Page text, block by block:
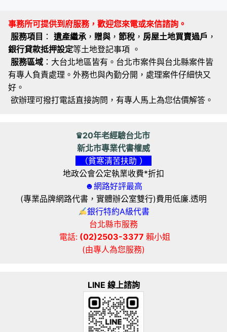
事務所可提供到府服務，歡迎您來電或來信諮詢。
服務項目 ： 遺產繼承 ， 贈與 ， 節稅 ， 房屋土地買賣過戶 ，
銀行貸款抵押設定等土地登記事項 。
服務區域 ：大台北地區皆有。台北市案件與台北縣案件皆
有專人負責處理。外務也與內勤分開，處理案件仔細快又
好。
欲辦理可撥打電話直接詢問，有專人馬上為您估價解答。
♛20年老經驗台北市
新北市專業代書權威
（貧寒清苦扶助 ）
地政公會公定執業收費*折扣
☻網路好評最高
(專業品牌網路代書，實體辦公室雙行)費用低廉.透明
銀行特約A級代書
台北縣市服務
電話: (02)2503-3377 賴小姐
(由專人為您服務)
LINE 線上諮詢